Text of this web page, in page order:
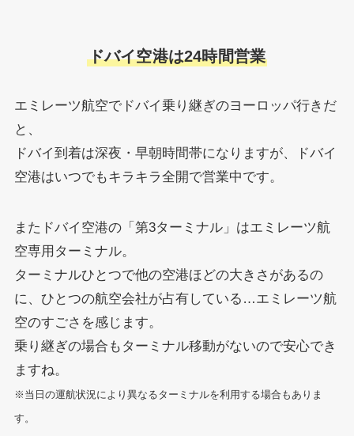
ドバイ空港は24時間営業
エミレーツ航空でドバイ乗り継ぎのヨーロッパ行きだ
と、
ドバイ到着は深夜・早朝時間帯になりますが、ドバイ
空港はいつでもキラキラ全開で営業中です。
またドバイ空港の「第3ターミナル」はエミレーツ航
空専用ターミナル。
ターミナルひとつで他の空港ほどの大きさがあるの
に、ひとつの航空会社が占有している…エミレーツ航
空のすごさを感じます。
乗り継ぎの場合もターミナル移動がないので安心でき
ますね。
※当日の運航状況により異なるターミナルを利用する場合もありま
す。